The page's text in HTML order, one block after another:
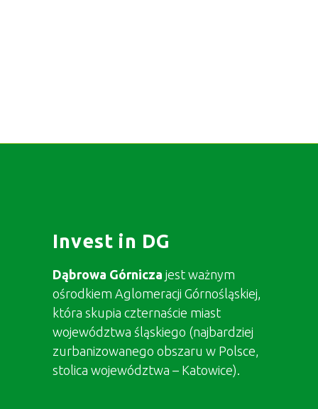
Invest in DG
Dąbrowa Górnicza jest ważnym
ośrodkiem Aglomeracji Górnośląskiej,
która skupia czternaście miast
województwa śląskiego (najbardziej
zurbanizowanego obszaru w Polsce,
stolica województwa – Katowice).